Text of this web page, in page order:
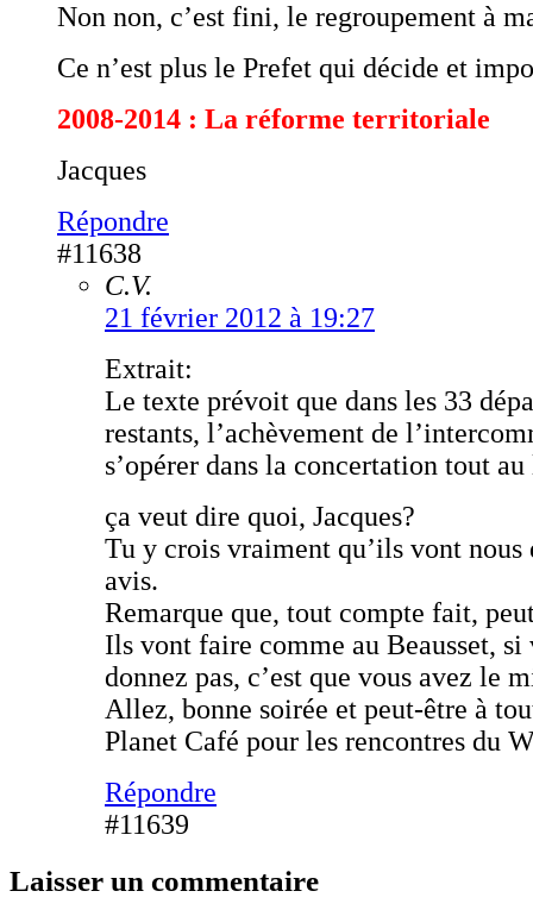
Non non, c’est fini, le regroupement à
Ce n’est plus le Prefet qui décide et
2008-2014 : La réforme territoriale
Jacques
Répondre
#11638
C.V.
21 février 2012 à 19:27
Extrait:
Le texte prévoit que dans les 33
restants, l’achèvement de
s’opérer dans la concertation tout
ça veut dire quoi, Jacques?
Tu y crois vraiment qu’ils vont nous
avis.
Remarque que, tout compte fait,
Ils vont faire comme au Beausset, si
donnez pas, c’est que vous avez le
Allez, bonne soirée et peut-être à
Planet Café pour les rencontres du
Répondre
#11639
Laisser un commentaire